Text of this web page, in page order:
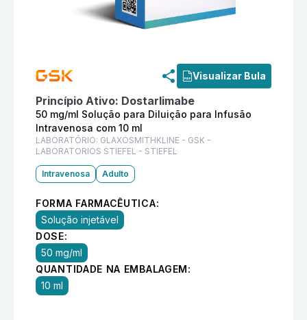
Visualizar Bula
Princípio Ativo: Dostarlimabe
50 mg/ml Solução para Diluição para Infusão
Intravenosa com 10 ml
LABORATÓRIO: GLAXOSMITHKLINE - GSK -
LABORATORIOS STIEFEL - STIEFEL
Intravenosa Adulto
FORMA FARMACÊUTICA:
Solução injetável
DOSE:
50 mg/ml
QUANTIDADE NA EMBALAGEM:
10 ml